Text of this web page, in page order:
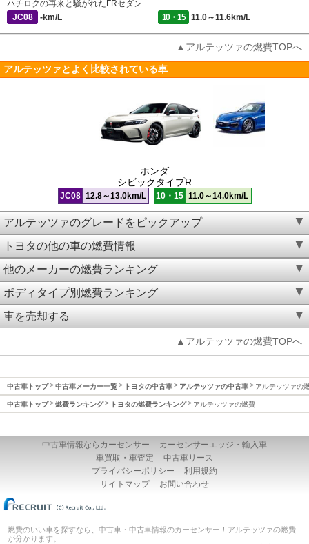
ハチロクの再来と騒がれたFRセダン
JC08
-km/L 10・15 11.0～11.6km/L
▲アルテッツァの燃費TOPへ
アルテッツァとよく比較されている車
ホンダ
シビックタイプR
JC08 12.8～13.0km/L 10・15 11.0～14.0km/L
アルテッツァのグレードをピックアップ
トヨタの他の車の燃費情報
他のメーカーの燃費ランキング
ボディタイプ別燃費ランキング
車を売却する
▲アルテッツァの燃費TOPへ
中古車トップ 中古車メーカー一覧 トヨタの中古車 アルテッツァの中古車 アルテッツァの
中古車トップ 燃費ランキング トヨタの燃費ランキング アルテッツァの燃費
中古車情報ならカーセンサー
カーセンサーエッジ・輸入車
車買取・車査定
中古車リース
プライバシーポリシー
利用規約
サイトマップ
お問い合わせ
燃費のいい車を探すなら、中古車・中古車情報のカーセンサー！アルテッツァの燃費
が分かります。